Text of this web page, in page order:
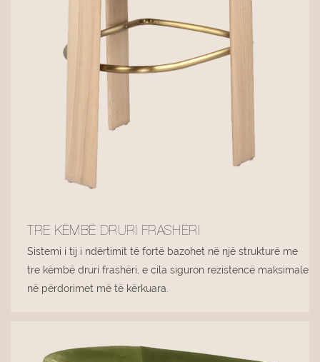
TRE KËMBË DRURI FRASHËRI
Sistemi i tij i ndërtimit të fortë bazohet në një strukturë me
tre këmbë druri frashëri, e cila siguron rezistencë maksimale
në përdorimet më të kërkuara.